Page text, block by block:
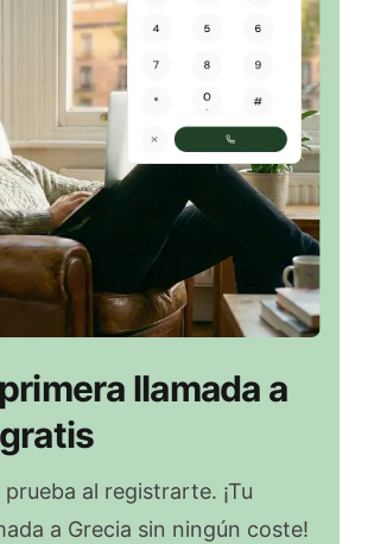
llamada a
al registrarte. ¡Tu
a Grecia sin ningún coste!